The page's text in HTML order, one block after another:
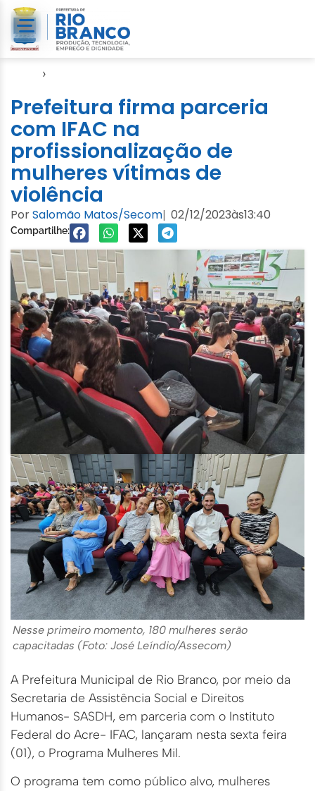
›
Prefeitura firma parceria
com IFAC na
profissionalização de
mulheres vítimas de
violência
PorSalomão Matos/Secom| 02/12/2023às13:40
Compartilhe:
Nesse primeiro momento, 180 mulheres serão
capacitadas (Foto: José Leíndio/Assecom)
A Prefeitura Municipal de Rio Branco, por meio da
Secretaria de Assistência Social e Direitos
Humanos- SASDH, em parceria com o Instituto
Federal do Acre- IFAC, lançaram nesta sexta feira
(01), o Programa Mulheres Mil.
O programa tem como público alvo, mulheres